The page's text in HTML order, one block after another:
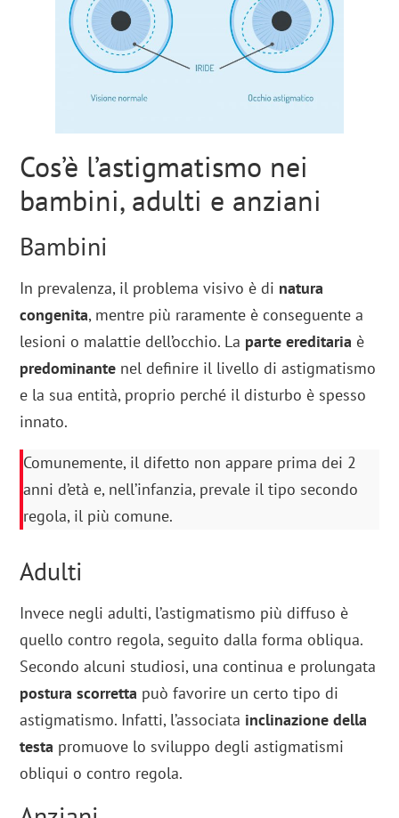
Cos’è l’astigmatismo nei
bambini, adulti e anziani
Bambini
In prevalenza, il problema visivo è di natura
congenita, mentre più raramente è conseguente a
lesioni o malattie dell’occhio. La parte ereditaria è
predominante nel definire il livello di astigmatismo
e la sua entità, proprio perché il disturbo è spesso
innato.
Comunemente, il difetto non appare prima dei 2
anni d’età e, nell’infanzia, prevale il tipo secondo
regola, il più comune.
Adulti
Invece negli adulti, l’astigmatismo più diffuso è
quello contro regola, seguito dalla forma obliqua.
Secondo alcuni studiosi, una continua e prolungata
postura scorretta può favorire un certo tipo di
astigmatismo. Infatti, l’associata inclinazione della
testa promuove lo sviluppo degli astigmatismi
obliqui o contro regola.